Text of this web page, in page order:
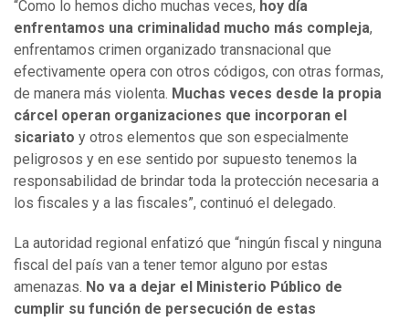
“Como lo hemos dicho muchas veces, hoy día
enfrentamos una criminalidad mucho más compleja,
enfrentamos crimen organizado transnacional que
efectivamente opera con otros códigos, con otras formas,
de manera más violenta. Muchas veces desde la propia
cárcel operan organizaciones que incorporan el
sicariato y otros elementos que son especialmente
peligrosos y en ese sentido por supuesto tenemos la
responsabilidad de brindar toda la protección necesaria a
los fiscales y a las fiscales”, continuó el delegado.
La autoridad regional enfatizó que “ningún fiscal y ninguna
fiscal del país van a tener temor alguno por estas
amenazas. No va a dejar el Ministerio Público de
cumplir su función de persecución de estas